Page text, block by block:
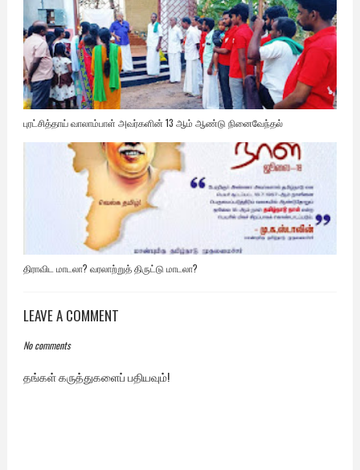
புரட்சித்தாய் வாலாம்பாள் அவர்களின் 13 ஆம் ஆண்டு நினைவேந்தல்
திராவிட மாடலா? வரலாற்றுத் திருட்டு மாடலா?
LEAVE A COMMENT
No comments
தங்கள் கருத்துகளைப் பதியவும்!